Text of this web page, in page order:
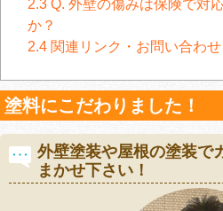
2.3 Q. 外壁の傷みは保険で対
か？
2.4 関連リンク・お問い合わせ
塗料にこだわりました！
外壁塗装や屋根の塗装で
まかせ下さい！